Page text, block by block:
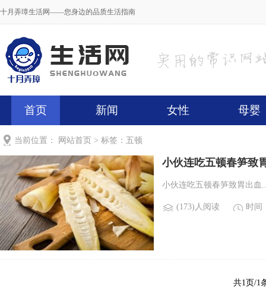
十月弄璋生活网——您身边的品质生活指南
首页 新闻 女性 母婴
当前位置： 网站首页 > 标签：五顿
小伙连吃五顿春笋致
小伙连吃五顿春笋致胃出血
(173)人阅读 时间
共1页/1